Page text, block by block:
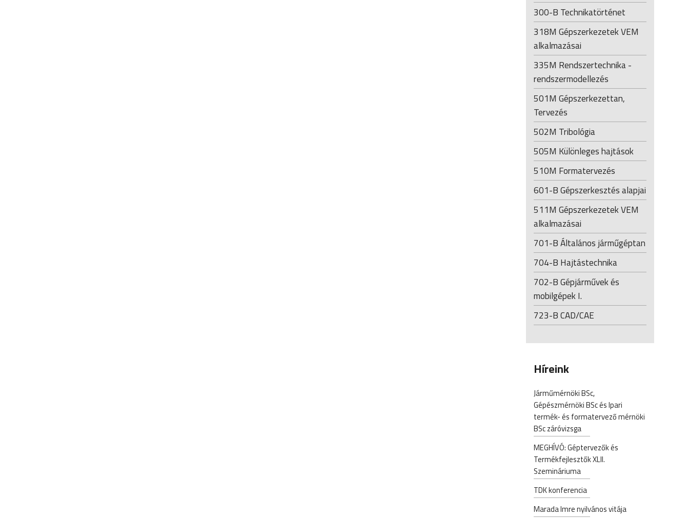
300-B Technikatörténet
318M Gépszerkezetek VEM
alkalmazásai
335M Rendszertechnika -
rendszermodellezés
501M Gépszerkezettan,
Tervezés
502M Tribológia
505M Különleges hajtások
510M Formatervezés
601-B Gépszerkesztés alapjai
511M Gépszerkezetek VEM
alkalmazásai
701-B Általános járműgéptan
704-B Hajtástechnika
702-B Gépjárművek és
mobilgépek I.
723-B CAD/CAE
Híreink
Járműmérnöki BSc,
Gépészmérnöki BSc és Ipari
termék- és formatervező mérnöki
BSc záróvizsga
MEGHÍVÓ: Géptervezők és
Termékfejlesztők XLII.
Szemináriuma
TDK konferencia
Marada Imre nyilvános vitája